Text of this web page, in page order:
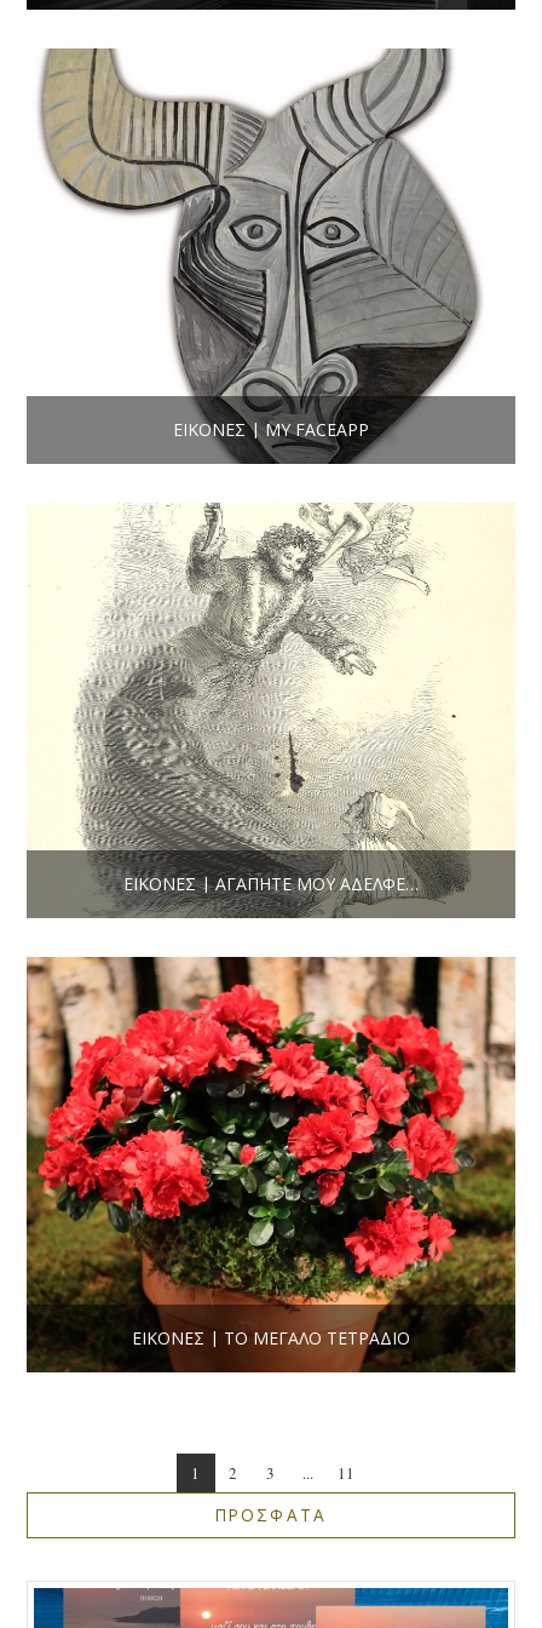
ΕΙΚΌΝΕΣ | MY FACEAPP
ΕΙΚΌΝΕΣ | ΑΓΑΠΗΤΈ ΜΟΥ ΑΔΕΛΦΈ…
ΕΙΚΌΝΕΣ | ΤΟ ΜΕΓΆΛΟ ΤΕΤΡΆΔΙΟ
1 2 3 ... 11
ΠΡΟΣΦΑΤΑ